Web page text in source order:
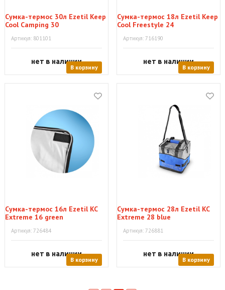
Сумка-термос 30л Ezetil Keep
Cool Camping 30
Артикул: 801101
нет в наличии
В корзину
Сумка-термос 18л Ezetil Keep
Cool Freestyle 24
Артикул: 716190
нет в наличии
В корзину
Сумка-термос 16л Ezetil KC
Extreme 16 green
Артикул: 726484
нет в наличии
В корзину
Сумка-термос 28л Ezetil KC
Extreme 28 blue
Артикул: 726881
нет в наличии
В корзину